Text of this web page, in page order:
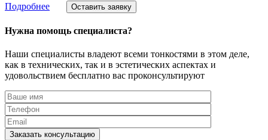
Подробнее Оставить заявку
Нужна помощь специалиста?
Наши специалисты владеют всеми тонкостями в этом деле,
как в технических, так и в эстетических аспектах и
удовольствием бесплатно вас проконсультируют
Заказать консультацию